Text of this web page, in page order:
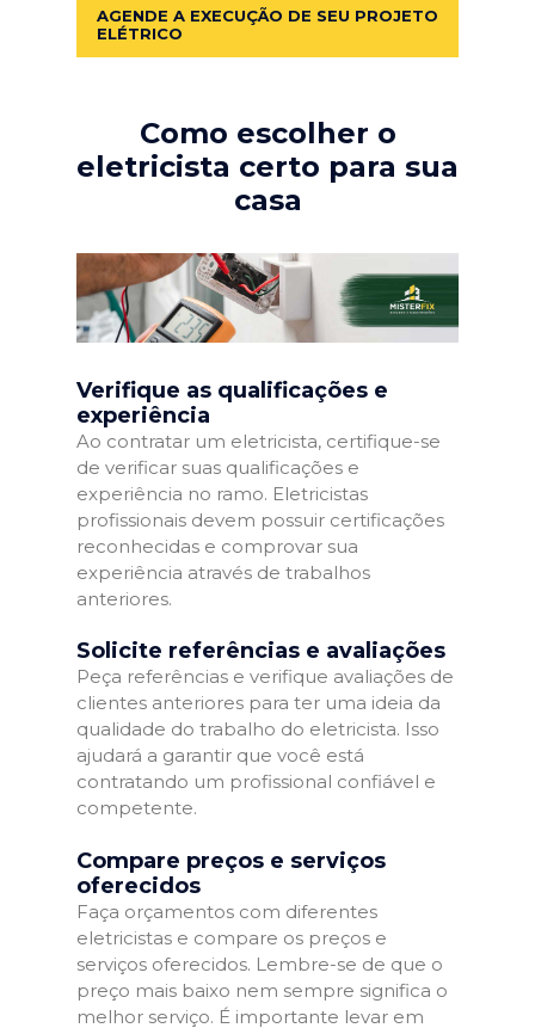
AGENDE A EXECUÇÃO DE SEU PROJETO
ELÉTRICO
Como escolher o
eletricista certo para sua
casa
Verifique as qualificações e
experiência
Ao contratar um eletricista, certifique-se
de verificar suas qualificações e
experiência no ramo. Eletricistas
profissionais devem possuir certificações
reconhecidas e comprovar sua
experiência através de trabalhos
anteriores.
Solicite referências e avaliações
Peça referências e verifique avaliações de
clientes anteriores para ter uma ideia da
qualidade do trabalho do eletricista. Isso
ajudará a garantir que você está
contratando um profissional confiável e
competente.
Compare preços e serviços
oferecidos
Faça orçamentos com diferentes
eletricistas e compare os preços e
serviços oferecidos. Lembre-se de que o
preço mais baixo nem sempre significa o
melhor serviço. É importante levar em